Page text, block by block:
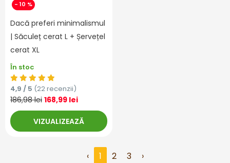
- 10 %
Dacă preferi minimalismul
| Săculeț cerat L + Șervețel
cerat XL
În stoc
4,9 / 5 (22 recenzii)
186,98 lei 168,99 lei
VIZUALIZEAZĂ
‹ 1 2 3 ›